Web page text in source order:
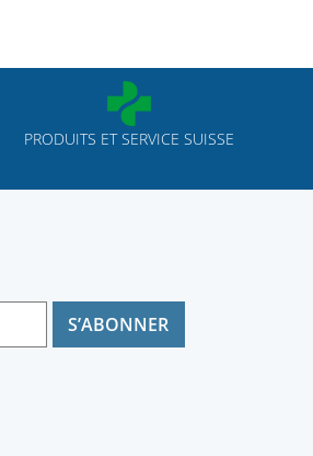
PRODUITS ET SERVICE SUISSE